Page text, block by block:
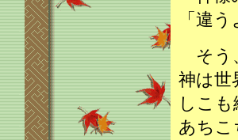
「違
そう
神は世
しこ
あちこ